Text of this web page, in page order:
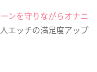
ンを守りながらオナニ
エッチの満足度アップ